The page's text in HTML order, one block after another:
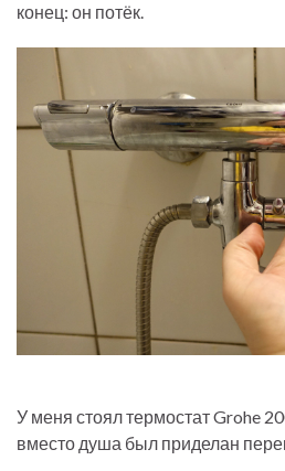
конец: он потёк.
У меня стоял термостат Grohe
вместо душа был приделан